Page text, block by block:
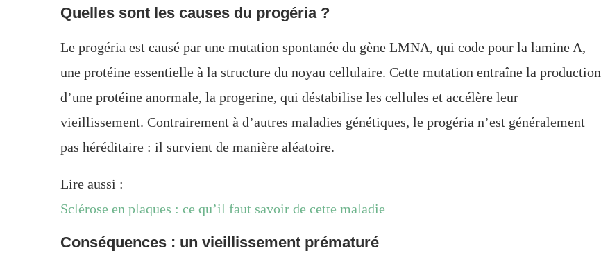
Quelles sont les causes du progéria ?
Le progéria est causé par une mutation spontanée du gène LMNA, qui code pour la lamine A,
une protéine essentielle à la structure du noyau cellulaire. Cette mutation entraîne la production
d’une protéine anormale, la progerine, qui déstabilise les cellules et accélère leur
vieillissement. Contrairement à d’autres maladies génétiques, le progéria n’est généralement
pas héréditaire : il survient de manière aléatoire.
Lire aussi :
Sclérose en plaques : ce qu’il faut savoir de cette maladie
Conséquences : un vieillissement prématuré